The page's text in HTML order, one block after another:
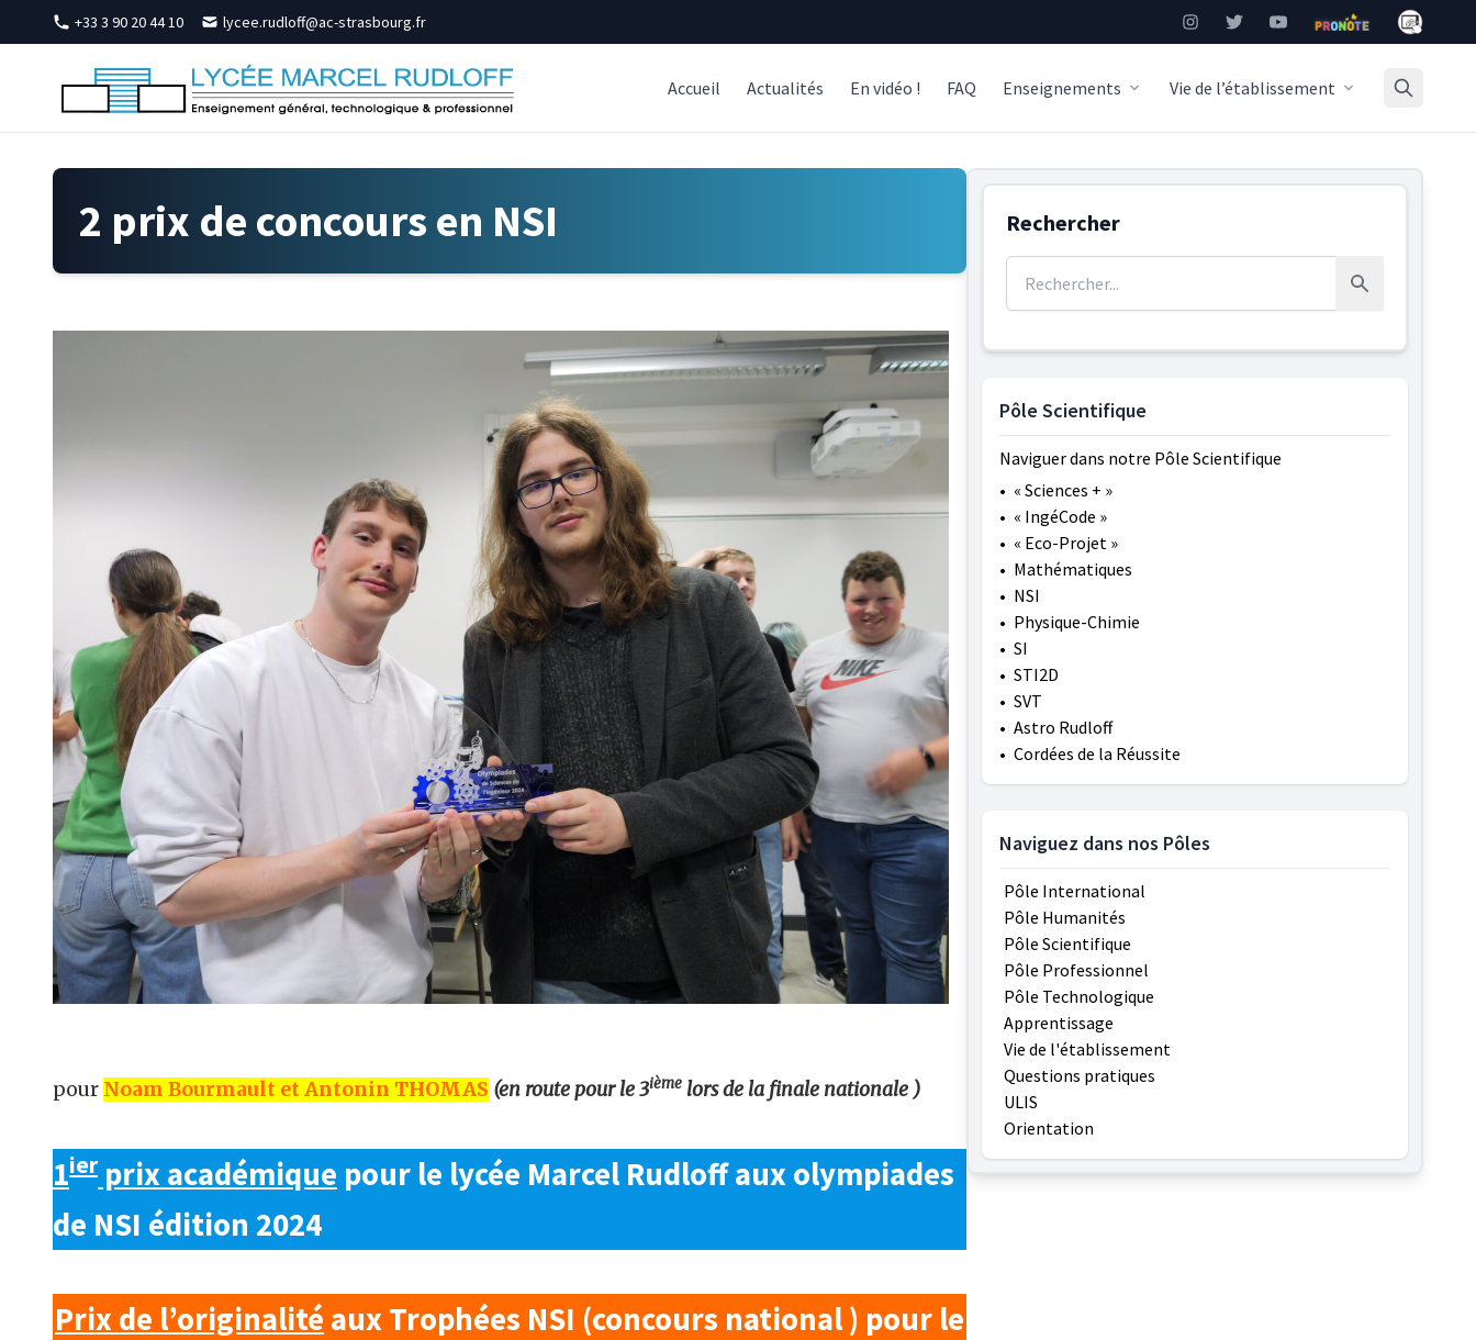
Skip to content+33 3 90 20 44 10 lycee.rudloff@ac-strasbourg.fr InstagramTwitterYouTubePronote Mon
Accueil Actualités En vidéo ! FAQ Enseignements Vie de l’établissement
2 prix de concours en NSI
pour Noam Bourmault et Antonin THOMAS (en route pour le 3ième lors de la finale nationale )
1ierprix académique pour le lycée Marcel Rudloffaux olympiades
de NSI édition 2024
Prix de l’originalité aux Trophées NSI (concours national ) pour le
Rechercher
Rechercher
Pôle Scientifique
Naviguer dans notre Pôle Scientifique
• « Sciences + »
• « IngéCode »
• « Eco-Projet »
• Mathématiques
• NSI
• Physique-Chimie
• SI
• STI2D
• SVT
• Astro Rudloff
• Cordées de la Réussite
Naviguez dans nos Pôles
Pôle International
Pôle Humanités
Pôle Scientifique
Pôle Professionnel
Pôle Technologique
Apprentissage
Vie de l'établissement
Questions pratiques
ULIS
Orientation